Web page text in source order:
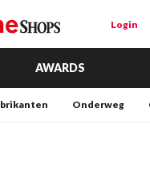
Login
AWARDS
Onderweg